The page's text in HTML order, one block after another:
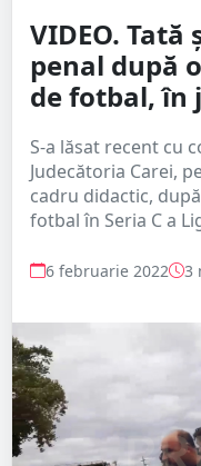
VIDEO.
penal după
de fotbal, în
S-a lăsat recent cu
Judecătoria Carei,
cadru didactic,
fotbal în Seria C a
6 februarie 2022 3